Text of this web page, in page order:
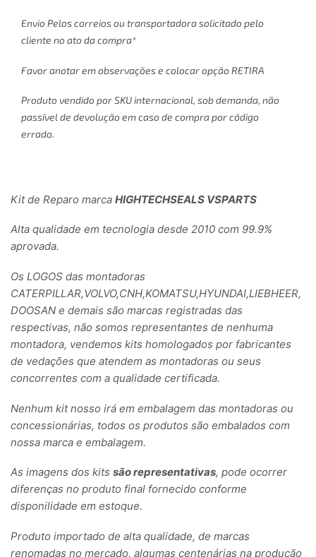
Envio Pelos correios ou transportadora solicitado pelo
cliente no ato da compra*
Favor anotar em observações e colocar opção RETIRA
Produto vendido por SKU internacional, sob demanda, não
passível de devolução em caso de compra por código
errado.
Kit de Reparo marca HIGHTECHSEALS VSPARTS
Alta qualidade em tecnologia desde 2010 com 99.9%
aprovada.
Os LOGOS das montadoras
CATERPILLAR,VOLVO,CNH,KOMATSU,HYUNDAI,LIEBHEER,
DOOSAN e demais são marcas registradas das
respectivas, não somos representantes de nenhuma
montadora, vendemos kits homologados por fabricantes
de vedações que atendem as montadoras ou seus
concorrentes com a qualidade certificada.
Nenhum kit nosso irá em embalagem das montadoras ou
concessionárias, todos os produtos são embalados com
nossa marca e embalagem.
As imagens dos kits são representativas, pode ocorrer
diferenças no produto final fornecido conforme
disponilidade em estoque.
Produto importado de alta qualidade, de marcas
renomadas no mercado, algumas centenárias na produção